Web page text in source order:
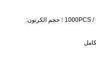
25or50PCS / حقيبة ، 500 ~ 1000PCS / CTN ؛ حجم الكرتون: